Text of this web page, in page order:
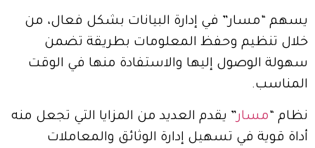
يسهم “مسار” في إدارة البيانات بشكل فعال، من
خلال تنظيم وحفظ المعلومات بطريقة تضمن
سهولة الوصول إليها والاستفادة منها في الوقت
المناسب.
نظام “مسار” يقدم العديد من المزايا التي تجعل منه
أداة قوية في تسهيل إدارة الوثائق والمعاملات